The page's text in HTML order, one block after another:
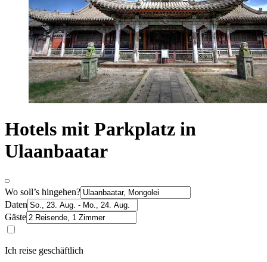
Hotels mit Parkplatz in
Ulaanbaatar
Wo soll’s hingehen?
Daten
Gäste
Ich reise geschäftlich